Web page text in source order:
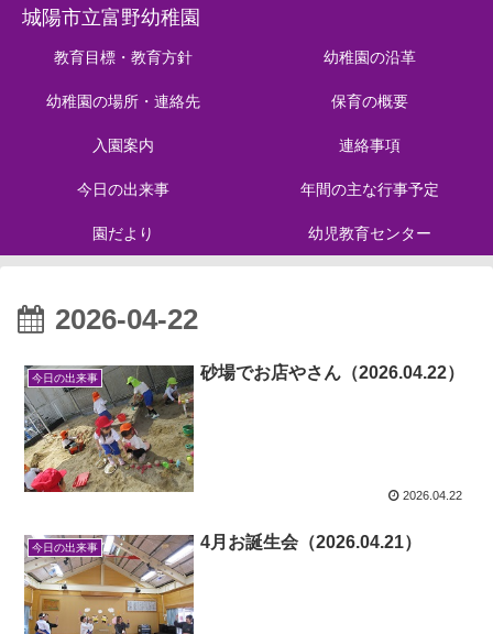
城陽市立富野幼稚園
教育目標・教育方針 幼稚園の沿革
幼稚園の場所・連絡先 保育の概要
入園案内 連絡事項
今日の出来事 年間の主な行事予定
園だより 幼児教育センター
2026-04-22
今日の出来事 砂場でお店やさん（2026.04.22）
2026.04.22
今日の出来事 4月お誕生会（2026.04.21）